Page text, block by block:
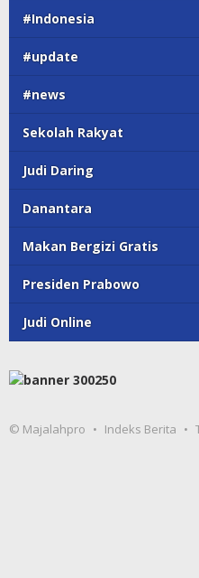
#Indonesia
#update
#news
Sekolah Rakyat
Judi Daring
Danantara
Makan Bergizi Gratis
Presiden Prabowo
Judi Online
© Majalahpro Indeks Berita